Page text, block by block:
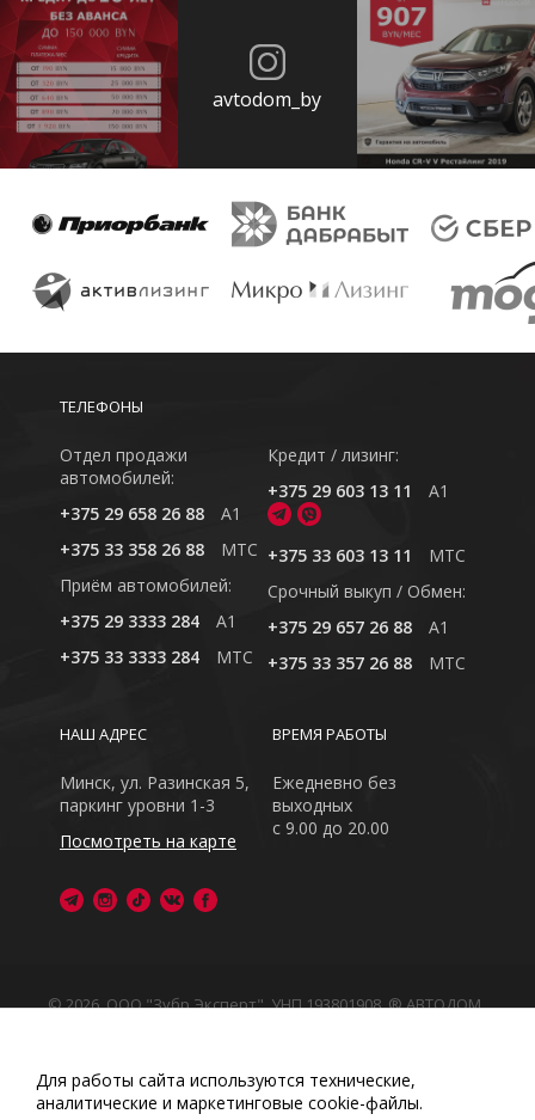
avtodom_by
ТЕЛЕФОНЫ
Отдел продажи
автомобилей:
+375 29 658 26 88
A1
+375 33 358 26 88
MTC
Приём автомобилей:
+375 29 3333 284
A1
+375 33 3333 284
MTC
Кредит / лизинг:
+375 29 603 13 11
A1
+375 33 603 13 11
MTC
Cрочный выкуп / Обмен:
+375 29 657 26 88
A1
+375 33 357 26 88
MTC
ВРЕМЯ РАБОТЫ
Ежедневно без
выходных
с 9.00 до 20.00
НАШ АДРЕС
Минск, ул. Разинская 5,
паркинг уровни 1-3
Посмотреть на карте
© 2026, ООО "Зубр Эксперт", УНП 193801908. ® АВТОДОМ
Обращаем Ваше внимание на то, что данный интернет-
сайт носит исключительно информационный характер
Любое использование либо копирование материалов
Для работы сайта используются технические,
аналитические и маркетинговые сооkіе-файлы.